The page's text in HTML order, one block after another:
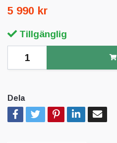
5 990 kr
Tillgänglig
Dela